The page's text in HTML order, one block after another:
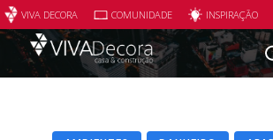
VIVA DECORA COMUNIDADE INSPIRAÇÃO